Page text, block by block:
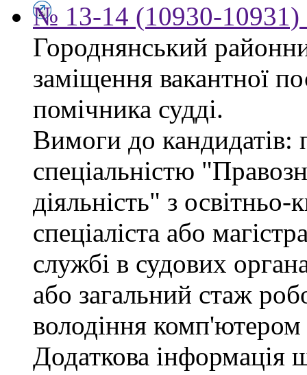
№ 13-14 (10930-10931)
Городнянський
заміщення вакантної
помічника судді.
Вимоги до кандидатів:
спеціальністю
діяльність" з
спеціаліста або
службі в судових
або загальний стаж
володіння комп'ютером
Додаткова інформація